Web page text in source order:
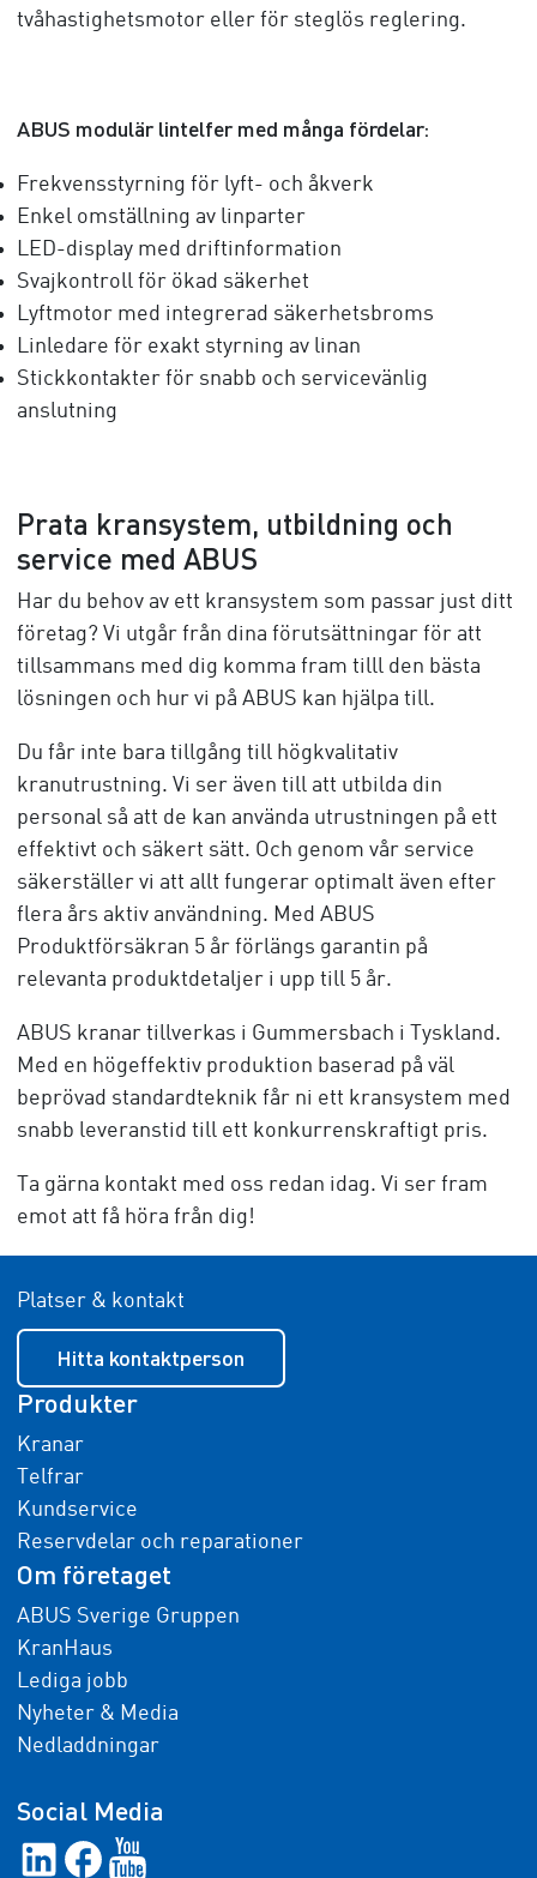
tvåhastighetsmotor eller för steglös reglering.
ABUS modulär lintelfer med många fördelar:
Frekvensstyrning för lyft- och åkverk
Enkel omställning av linparter
LED-display med driftinformation
Svajkontroll för ökad säkerhet
Lyftmotor med integrerad säkerhetsbroms
Linledare för exakt styrning av linan
Stickkontakter för snabb och servicevänlig
anslutning
Prata kransystem, utbildning och
service med ABUS
Har du behov av ett kransystem som passar just ditt
företag? Vi utgår från dina förutsättningar för att
tillsammans med dig komma fram tilll den bästa
lösningen och hur vi på ABUS kan hjälpa till.
Du får inte bara tillgång till högkvalitativ
kranutrustning. Vi ser även till att utbilda din
personal så att de kan använda utrustningen på ett
effektivt och säkert sätt. Och genom vår service
säkerställer vi att allt fungerar optimalt även efter
flera års aktiv användning. Med ABUS
Produktförsäkran 5 år förlängs garantin på
relevanta produktdetaljer i upp till 5 år.
ABUS kranar tillverkas i Gummersbach i Tyskland.
Med en högeffektiv produktion baserad på väl
beprövad standardteknik får ni ett kransystem med
snabb leveranstid till ett konkurrenskraftigt pris.
Ta gärna kontakt med oss redan idag. Vi ser fram
emot att få höra från dig!
Platser & kontakt
Hitta kontaktperson
Produkter
Kranar
Telfrar
Kundservice
Reservdelar och reparationer
Om företaget
ABUS Sverige Gruppen
KranHaus
Lediga jobb
Nyheter & Media
Nedladdningar
Social Media